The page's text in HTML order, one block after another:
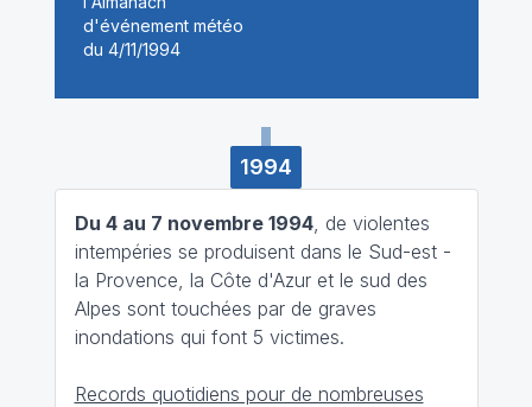
1994
Du 4 au 7 novembre 1994, de violentes
intempéries se produisent dans le Sud-est -
la Provence, la Côte d'Azur et le sud des
Alpes sont touchées par de graves
inondations qui font 5 victimes.
Records quotidiens pour de nombreuses